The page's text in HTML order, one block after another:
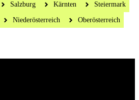
Salzburg Kärnten Steiermark
Niederösterreich Oberösterreich